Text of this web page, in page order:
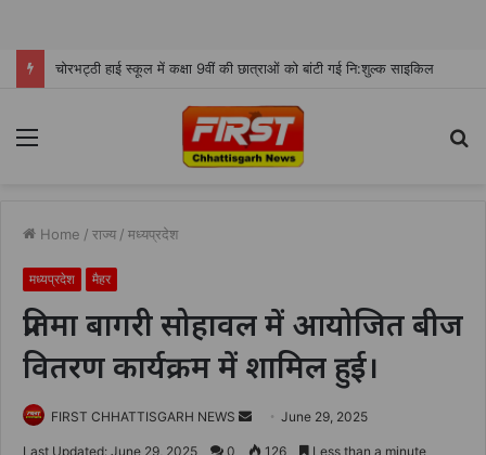
चोरभट्ठी हाई स्कूल में कक्षा 9वीं की छात्राओं को बांटी गई नि:शुल्क साइकिल
Menu
Home / राज्य / मध्यप्रदेश
मध्यप्रदेश मैहर
प्रतिमा बागरी सोहावल में आयोजित बीज
वितरण कार्यक्रम में शामिल हुई।
FIRST CHHATTISGARH NEWS
Send
an
June 29, 2025
Last Updated: June 29, 2025 0 126 Less than a minute